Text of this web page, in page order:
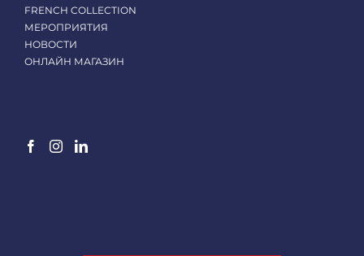
FRENCH COLLECTION
МЕРОПРИЯТИЯ
НОВОСТИ
ОНЛАЙН МАГАЗИН